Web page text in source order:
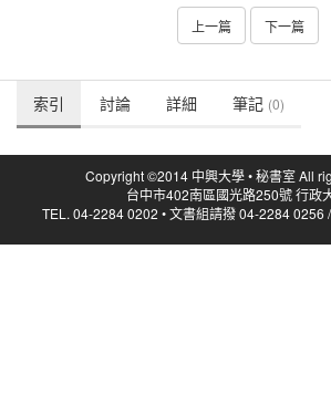
上一篇 下一篇
索引 討論 詳細 筆記 (0)
Copyright ©2014 中興大學 • 秘書室 All
台中市402南區國光路250號 行政
TEL. 04-2284 0202 • 文書組請撥 04-2284 0256